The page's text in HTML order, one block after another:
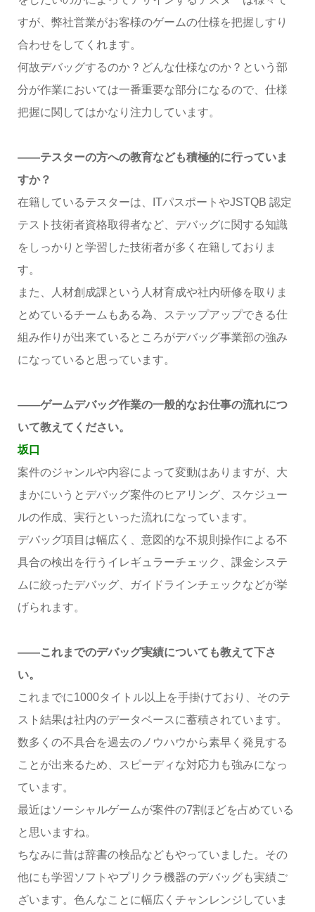
すが、弊社営業がお客様のゲームの仕様を把握しすり
合わせをしてくれます。
何故デバッグするのか？どんな仕様なのか？という部
分が作業においては一番重要な部分になるので、仕様
把握に関してはかなり注力しています。
――テスターの方への教育なども積極的に行っていま
すか？
在籍しているテスターは、ITパスポートやJSTQB 認定
テスト技術者資格取得者など、デバッグに関する知識
をしっかりと学習した技術者が多く在籍しておりま
す。
また、人材創成課という人材育成や社内研修を取りま
とめているチームもある為、ステップアップできる仕
組み作りが出来ているところがデバッグ事業部の強み
になっていると思っています。
――ゲームデバッグ作業の一般的なお仕事の流れにつ
いて教えてください。
坂口
案件のジャンルや内容によって変動はありますが、大
まかにいうとデバッグ案件のヒアリング、スケジュー
ルの作成、実行といった流れになっています。
デバッグ項目は幅広く、意図的な不規則操作による不
具合の検出を行うイレギュラーチェック、課金システ
ムに絞ったデバッグ、ガイドラインチェックなどが挙
げられます。
――これまでのデバッグ実績についても教えて下さ
い。
これまでに1000タイトル以上を手掛けており、そのテ
スト結果は社内のデータベースに蓄積されています。
数多くの不具合を過去のノウハウから素早く発見する
ことが出来るため、スピーディな対応力も強みになっ
ています。
最近はソーシャルゲームが案件の7割ほどを占めている
と思いますね。
ちなみに昔は辞書の検品などもやっていました。その
他にも学習ソフトやプリクラ機器のデバッグも実績ご
ざいます。色んなことに幅広くチャンレンジしていま